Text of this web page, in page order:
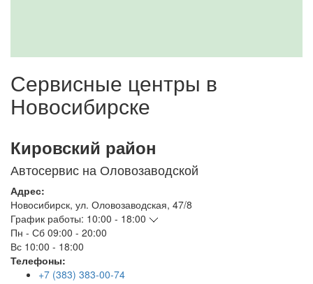
Сервисные центры в
Новосибирске
Кировский район
Автосервис на Оловозаводской
Адрес:
Новосибирск, ул. Оловозаводская, 47/8
График работы: 10:00 - 18:00
Пн - Сб 09:00 - 20:00
Вс 10:00 - 18:00
Телефоны:
+7 (383) 383-00-74